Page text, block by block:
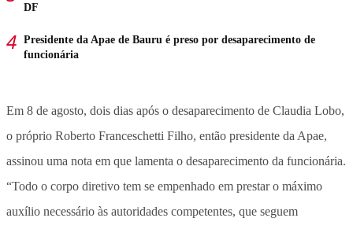
DF
Presidente da Apae de Bauru é preso por desaparecimento de
funcionária
Em 8 de agosto, dois dias após o desaparecimento de Claudia Lobo,
o próprio Roberto Franceschetti Filho, então presidente da Apae,
assinou uma nota em que lamenta o desaparecimento da funcionária.
“Todo o corpo diretivo tem se empenhado em prestar o máximo
auxílio necessário às autoridades competentes, que seguem